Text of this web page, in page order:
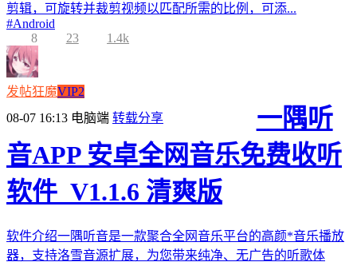
剪辑，可旋转并裁剪视频以匹配所需的比例，可添...
#Android
8
23 1.4k
发帖狂魔VIP2
08-07 16:13 电脑端 转载分享
一隅听
音APP 安卓全网音乐免费收听
软件_V1.1.6 清爽版
软件介绍一隅听音是一款聚合全网音乐平台的高颜*音乐播放
器，支持洛雪音源扩展，为您带来纯净、无广告的听歌体